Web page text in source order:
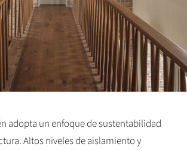
adopta un enfoque de sustentabilidad
Altos niveles de aislamiento y